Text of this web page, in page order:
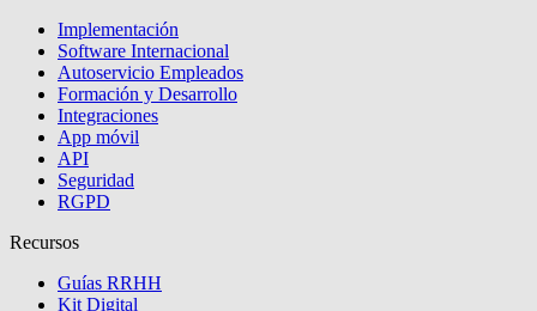
Implementación
Software Internacional
Autoservicio Empleados
Formación y Desarrollo
Integraciones
App móvil
API
Seguridad
RGPD
Recursos
Guías RRHH
Kit Digital